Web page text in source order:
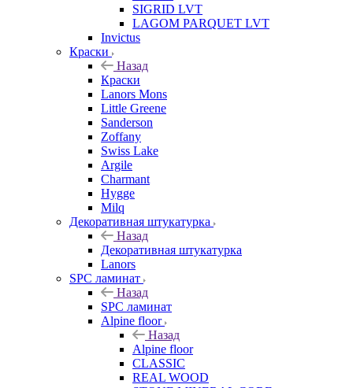
SIGRID LVT
LAGOM PARQUET LVT
Invictus
Краски
Назад
Краски
Lanors Mons
Little Greene
Sanderson
Zoffany
Swiss Lake
Argile
Charmant
Hygge
Milq
Декоративная штукатурка
Назад
Декоративная штукатурка
Lanors
SPC ламинат
Назад
SPC ламинат
Alpine floor
Назад
Alpine floor
CLASSIC
REAL WOOD